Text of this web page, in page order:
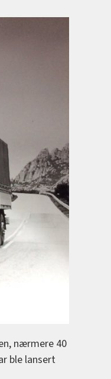
nærmere 40
ble lansert